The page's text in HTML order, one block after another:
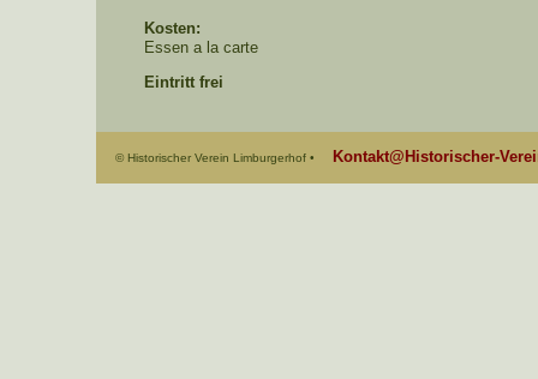
Kosten:
Essen a la carte
Eintritt frei
© Historischer Verein Limburgerhof • Kontakt@Historischer-